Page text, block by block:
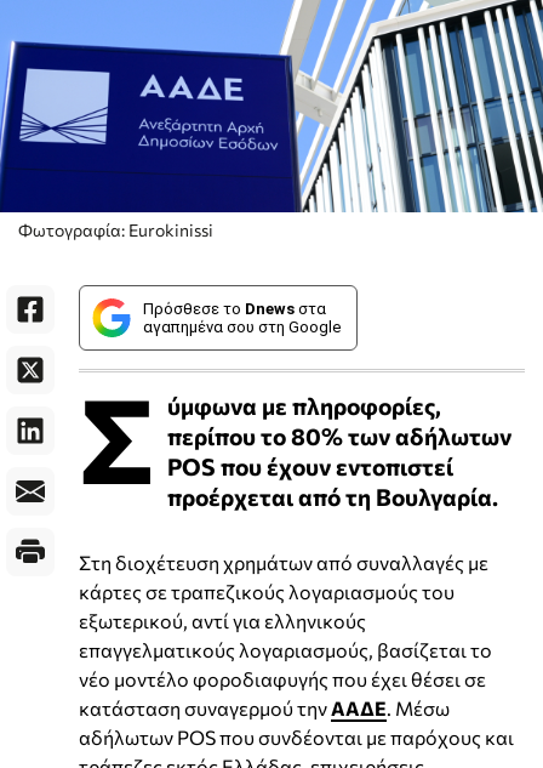
Φωτογραφία: Eurokinissi
Πρόσθεσε το Dnews στα
αγαπημένα σου στη Google
Σ
ύμφωνα με πληροφορίες,
περίπου το 80% των αδήλωτων
POS που έχουν εντοπιστεί
προέρχεται από τη Βουλγαρία.
Στη διοχέτευση χρημάτων από συναλλαγές με
κάρτες σε τραπεζικούς λογαριασμούς του
εξωτερικού, αντί για ελληνικούς
επαγγελματικούς λογαριασμούς, βασίζεται το
νέο μοντέλο φοροδιαφυγής που έχει θέσει σε
κατάσταση συναγερμού την ΑΑΔΕ . Μέσω
αδήλωτων POS που συνδέονται με παρόχους και